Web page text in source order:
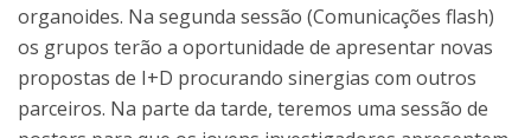
organoides. Na segunda sessão (Comunicações flash)
os grupos terão a oportunidade de apresentar novas
propostas de I+D procurando sinergias com outros
parceiros. Na parte da tarde, teremos uma sessão de